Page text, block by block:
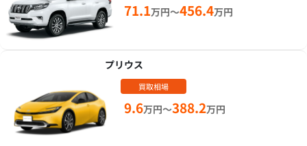
71.1万円～456.4万円
プリウス
買取相場
9.6万円～388.2万円